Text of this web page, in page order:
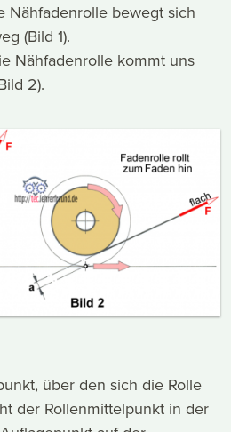
Nähfadenrolle bewegt sich
(Bild 1).
Nähfadenrolle kommt uns
2).
über den sich die Rolle
der Rollenmittelpunkt in der